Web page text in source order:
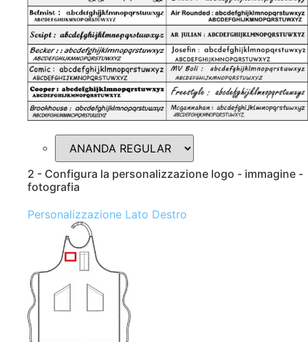
2 - Configura la personalizzazione logo - immagine -
fotografia
Personalizzazione Lato Destro